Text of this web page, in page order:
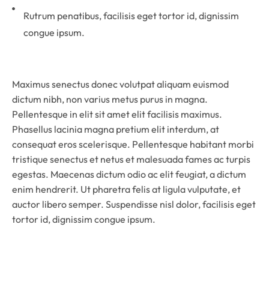
Rutrum penatibus, facilisis eget tortor id, dignissim
congue ipsum.
Maximus senectus donec volutpat aliquam euismod
dictum nibh, non varius metus purus in magna.
Pellentesque in elit sit amet elit facilisis maximus.
Phasellus lacinia magna pretium elit interdum, at
consequat eros scelerisque. Pellentesque habitant morbi
tristique senectus et netus et malesuada fames ac turpis
egestas. Maecenas dictum odio ac elit feugiat, a dictum
enim hendrerit. Ut pharetra felis at ligula vulputate, et
auctor libero semper. Suspendisse nisl dolor, facilisis eget
tortor id, dignissim congue ipsum.